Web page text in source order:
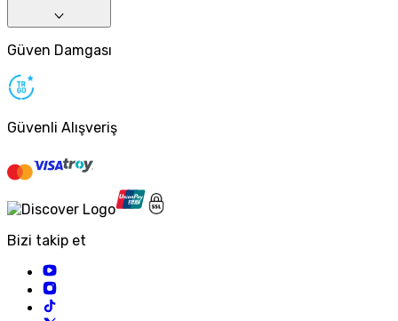
Güven Damgası
Güvenli Alışveriş
Bizi takip et